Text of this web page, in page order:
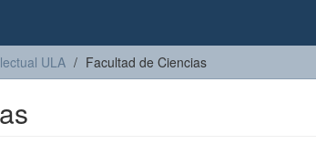
ULA Facultad de Ciencias